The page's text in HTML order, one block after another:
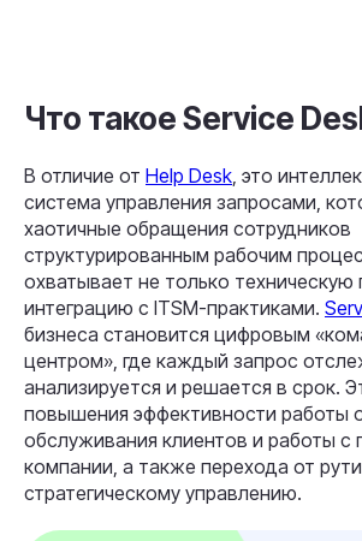
Что такое Service
В отличие от Help Desk , это
система управления запросами,
хаотичные обращения сотрудников
структурированным рабочим
охватывает не только
интеграцию с ITSM-практиками.
бизнеса становится цифровым
центром», где каждый запрос
анализируется и решается в срок.
повышения эффективности работы
обслуживания клиентов и работы с
компании, а также перехода от
стратегическому управлению.